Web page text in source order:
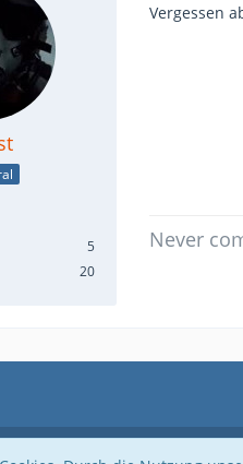
5
20
Vergessen
Never